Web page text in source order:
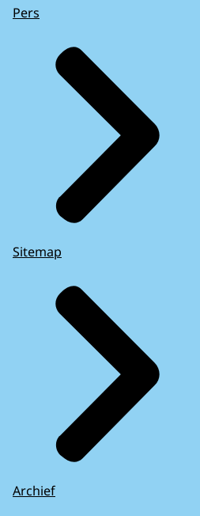
Pers
Sitemap
Archief